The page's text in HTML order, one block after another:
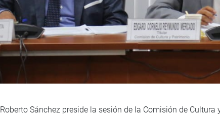
Sánchez preside la sesión de la Comisión de